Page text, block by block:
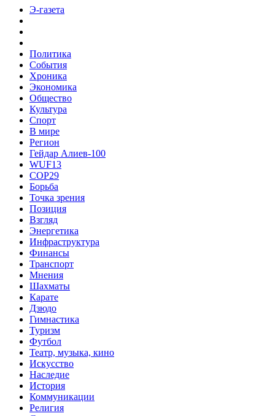
Э-газета
Политика
События
Хроника
Экономика
Общество
Культура
Спорт
В мире
Регион
Гейдар Алиев-100
WUF13
COP29
Борьба
Точка зрения
Позиция
Взгляд
Энергетика
Инфраструктура
Финансы
Транспорт
Мнения
Шахматы
Карате
Дзюдо
Гимнастика
Туризм
Футбол
Театр, музыка, кино
Искусство
Наследие
История
Коммуникации
Религия